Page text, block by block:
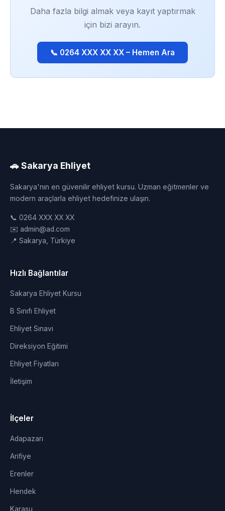
Daha fazla bilgi almak veya kayıt yaptırmak
için bizi arayın.
📞 0264 XXX XX XX – Hemen Ara
🚗 Sakarya Ehliyet
Sakarya'nın en güvenilir ehliyet kursu. Uzman eğitmenler ve
modern araçlarla ehliyet hedefinize ulaşın.
📞 0264 XXX XX XX
✉️ admin@ad.com
📍 Sakarya, Türkiye
Hızlı Bağlantılar
Sakarya Ehliyet Kursu
B Sınıfı Ehliyet
Ehliyet Sınavı
Direksiyon Eğitimi
Ehliyet Fiyatları
İletişim
İlçeler
Adapazarı
Arifiye
Erenler
Hendek
Karasu